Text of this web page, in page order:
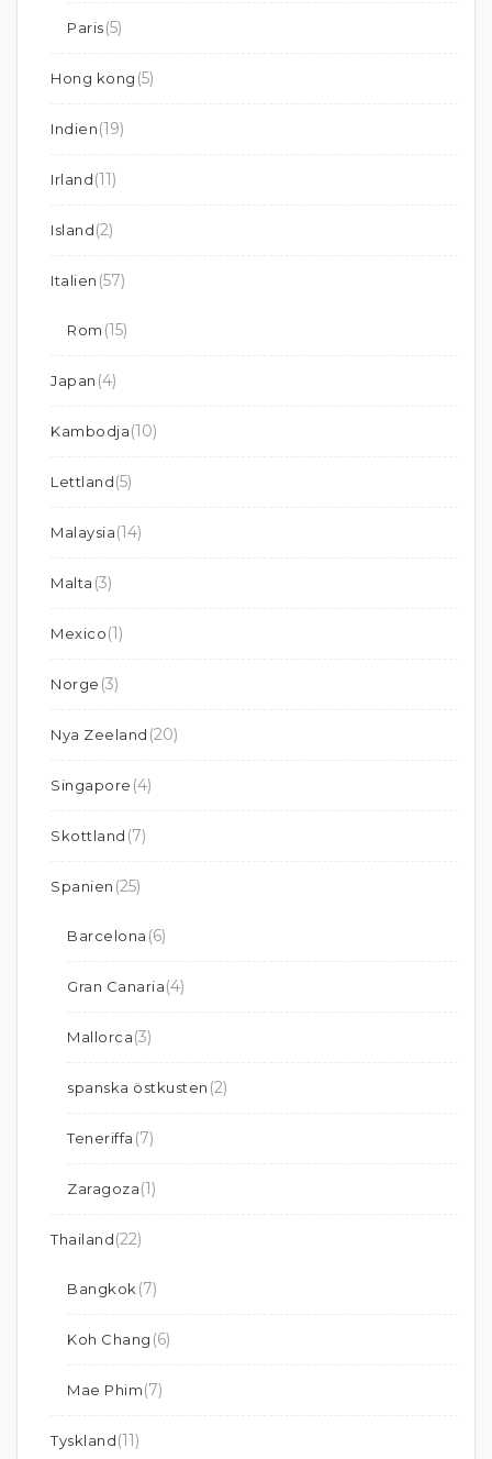
Paris(5)
Hong kong (5)
Indien(19)
Irland(11)
Island(2)
Italien (57)
Rom (15)
Japan (4)
Kambodja(10)
Lettland(5)
Malaysia(14)
Malta (3)
Mexico(1)
Norge (3)
Nya Zeeland (20)
Singapore (4)
Skottland (7)
Spanien (25)
Barcelona (6)
Gran Canaria(4)
Mallorca(3)
spanska östkusten (2)
Teneriffa (7)
Zaragoza(1)
Thailand(22)
Bangkok (7)
Koh Chang (6)
Mae Phim(7)
Tyskland(11)